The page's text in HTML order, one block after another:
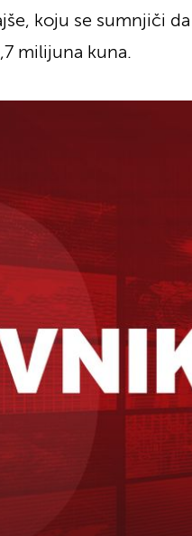
koju se sumnjiči
milijuna kuna.